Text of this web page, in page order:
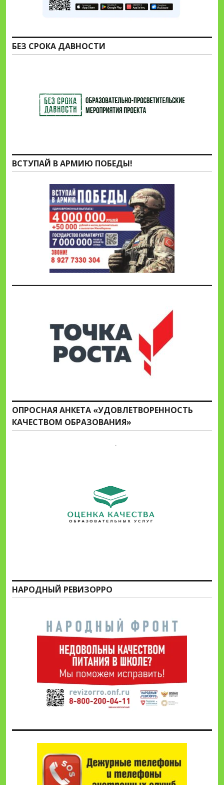
БЕЗ СРОКА ДАВНОСТИ
ВСТУПАЙ В АРМИЮ ПОБЕДЫ!
ОПРОСНАЯ АНКЕТА «УДОВЛЕТВОРЕННОСТЬ
КАЧЕСТВОМ ОБРАЗОВАНИЯ»
НАРОДНЫЙ РЕВИЗОРРО